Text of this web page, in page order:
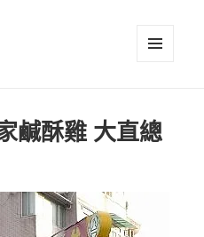
鹹酥雞 大直總